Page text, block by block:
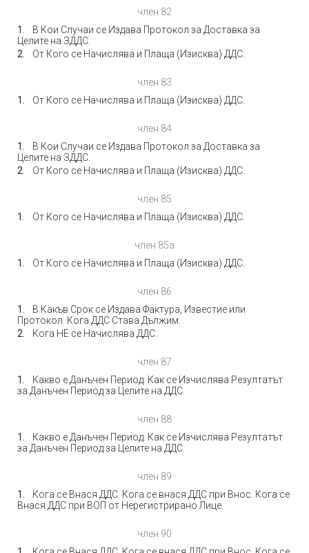
член 82
В Кои Случаи се Издава Протокол за Доставка за
Целите на ЗДДС.
От Кого се Начислява и Плаща (Изисква) ДДС.
член 83
От Кого се Начислява и Плаща (Изисква) ДДС.
член 84
В Кои Случаи се Издава Протокол за Доставка за
Целите на ЗДДС.
От Кого се Начислява и Плаща (Изисква) ДДС.
член 85
От Кого се Начислява и Плаща (Изисква) ДДС.
член 85а
От Кого се Начислява и Плаща (Изисква) ДДС.
член 86
В Какъв Срок се Издава Фактура, Известие или
Протокол. Кога ДДС Става Дължим.
Кога НЕ се Начислява ДДС.
член 87
Какво е Данъчен Период. Как се Изчислява Резултатът
за Данъчен Период за Целите на ДДС.
член 88
Какво е Данъчен Период. Как се Изчислява Резултатът
за Данъчен Период за Целите на ДДС.
член 89
Кога се Внася ДДС. Кога се внася ДДС при Внос. Кога се
Внася ДДС при ВОП от Нерегистрирано Лице.
член 90